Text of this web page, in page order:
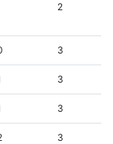
2
3
3
3
3